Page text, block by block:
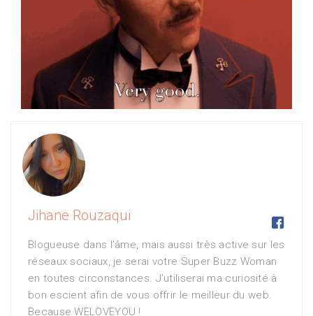
Jihane Rouzaqui 
Blogueuse dans l'âme, mais aussi très active sur les
réseaux sociaux, je serai votre Super Buzz Woman
en toutes circonstances. J’utiliserai ma curiosité à
bon escient afin de vous offrir le meilleur du web.
Because WELOVEYOU !